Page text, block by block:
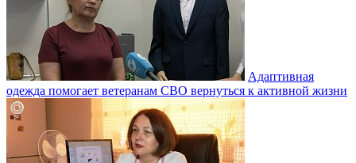
Адаптивная
одежда помогает ветеранам СВО вернуться к активной жизни